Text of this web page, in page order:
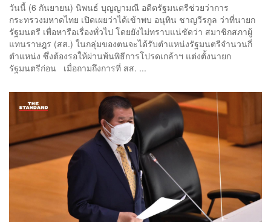
วันนี้ (6 กันยายน) นิพนธ์ บุญญามณี อดีตรัฐมนตรีช่วยว่าการ
กระทรวงมหาดไทย เปิดเผยว่าได้เข้าพบ อนุทิน ชาญวีรกูล ว่าที่นายก
รัฐมนตรี เพื่อหารือเรื่องทั่วไป โดยยังไม่ทราบแน่ชัดว่า สมาชิกสภาผู้
แทนราษฎร (สส.) ในกลุ่มของตนจะได้รับตำแหน่งรัฐมนตรีจำนวนกี่
ตำแหน่ง ซึ่งต้องรอให้ผ่านพ้นพิธีการโปรดเกล้าฯ แต่งตั้งนายก
รัฐมนตรีก่อน เมื่อถามถึงการที่ สส. ...